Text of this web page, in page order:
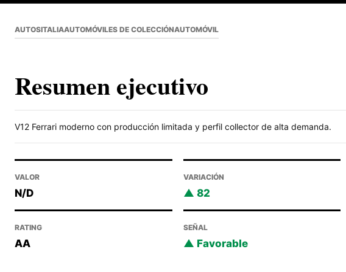
AUTOSITALIAAUTOMÓVILES DE COLECCIÓNAUTOMÓVIL
Resumen ejecutivo
V12 Ferrari moderno con producción limitada y perfil collector de alta demanda.
VALOR
N/D
VARIACIÓN
82
RATING
AA
SEÑAL
Favorable